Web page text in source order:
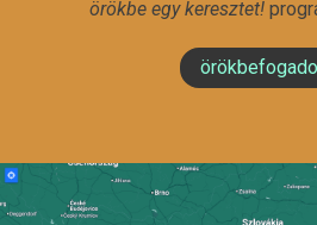
örökbe egy keresztet!